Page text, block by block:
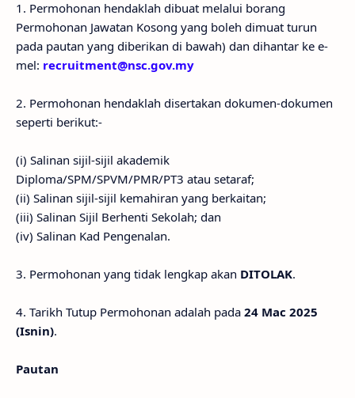
1. Permohonan hendaklah dibuat melalui borang
Permohonan Jawatan Kosong yang boleh dimuat turun
pada pautan yang diberikan di bawah) dan dihantar ke e-
mel: recruitment@nsc.gov.my
2. Permohonan hendaklah disertakan dokumen-dokumen
seperti berikut:-
(i) Salinan sijil-sijil akademik
Diploma/SPM/SPVM/PMR/PT3 atau setaraf;
(ii) Salinan sijil-sijil kemahiran yang berkaitan;
(iii) Salinan Sijil Berhenti Sekolah; dan
(iv) Salinan Kad Pengenalan.
3. Permohonan yang tidak lengkap akan DITOLAK.
4. Tarikh Tutup Permohonan adalah pada 24 Mac 2025
(Isnin).
Pautan